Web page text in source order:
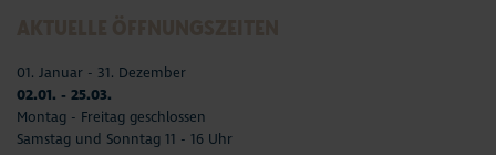
01. Januar - 31. Dezember
02.01. - 25.03.
Montag - Freitag geschlossen
Samstag und Sonntag 11 - 16 Uhr